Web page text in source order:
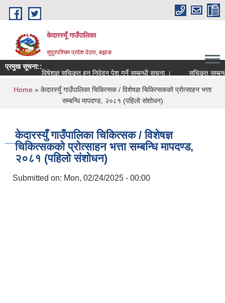
Skip to main content
केदारस्यूँ गाउँपालिका
सुदुरपश्चिम प्रदेश देउरा, बझाङ
प्रमुख सूचना::
विषेशज्ञ सूचिकृत हुन निवेदन पेश गर्ने सम्बन्धी सूचना ।
सूचिकृत सम्बन्धी
You are here
Home » केदारस्युँ गाउँपालिका चिकित्सक / विशेषज्ञ चिकित्सकको प्रोत्साहन भत्ता
सम्बन्धि मापदण्ड, २०८१ (पहिलो संशोधन)
केदारस्युँ गाउँपालिका चिकित्सक / विशेषज्ञ
चिकित्सकको प्रोत्साहन भत्ता सम्बन्धि मापदण्ड,
२०८१ (पहिलो संशोधन)
Submitted on: Mon, 02/24/2025 - 00:00